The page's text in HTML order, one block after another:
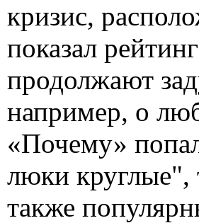
кризис,
показал
продолжают
например, о
«Почему»
люки круглые",
также